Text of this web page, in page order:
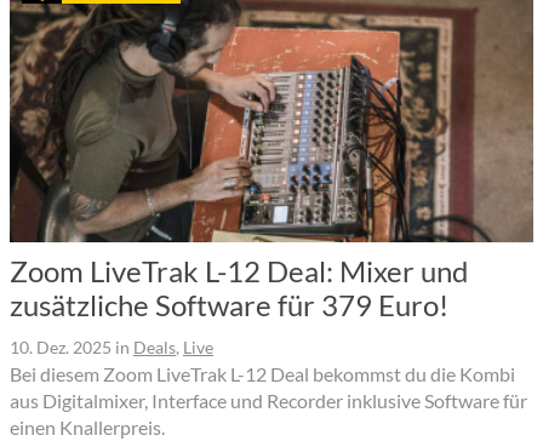
Zoom LiveTrak L-12 Deal: Mixer und
zusätzliche Software für 379 Euro!
10. Dez. 2025 in Deals, Live
Bei diesem Zoom LiveTrak L-12 Deal bekommst du die Kombi
aus Digitalmixer, Interface und Recorder inklusive Software für
einen Knallerpreis.